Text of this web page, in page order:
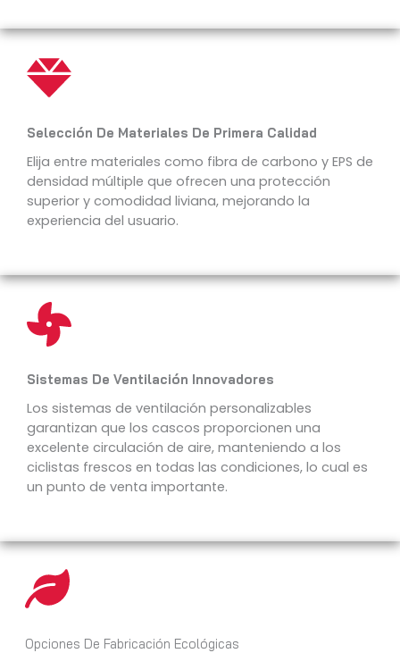
Selección De Materiales De Primera Calidad
Elija entre materiales como fibra de carbono y EPS de
densidad múltiple que ofrecen una protección
superior y comodidad liviana, mejorando la
experiencia del usuario.
Sistemas De Ventilación Innovadores
Los sistemas de ventilación personalizables
garantizan que los cascos proporcionen una
excelente circulación de aire, manteniendo a los
ciclistas frescos en todas las condiciones, lo cual es
un punto de venta importante.
Opciones De Fabricación Ecológicas